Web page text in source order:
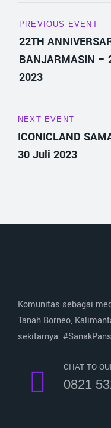
PREVIOUS EVENT
22TH
BANJARMASIN –
2023
NEXT EVENT
ICONICLAND
30 Juli 2023
Komunitas sebagai
Tanah Borneo,
sekitarnya.
CHAT TO
0821